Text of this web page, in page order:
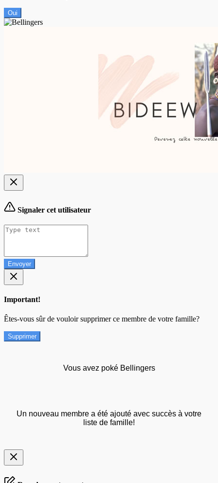
Oui
Signaler cet utilisateur
Envoyer
Important!
Êtes-vous sûr de vouloir supprimer ce membre de votre famille?
Supprimer
Vous avez poké Bellingers
Un nouveau membre a été ajouté avec succès à votre
liste de famille!